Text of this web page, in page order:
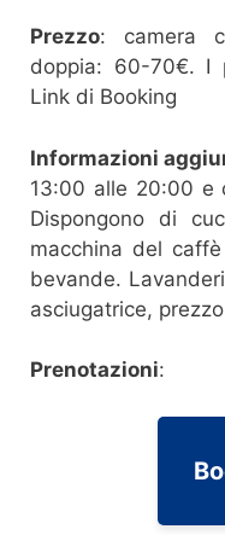
Prezzo: camera
doppia: 60-70€. I
Link di Booking
Informazioni
13:00 alle 20:00 e
Dispongono di
macchina del
bevande.
asciugatrice,
Prenotazioni: